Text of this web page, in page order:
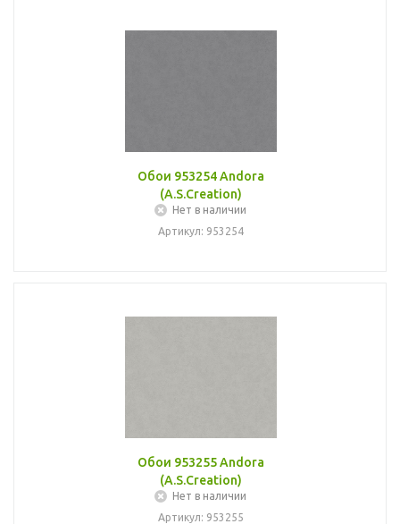
Обои 953254 Andora
(A.S.Creation)
Нет в наличии
Артикул: 953254
Обои 953255 Andora
(A.S.Creation)
Нет в наличии
Артикул: 953255